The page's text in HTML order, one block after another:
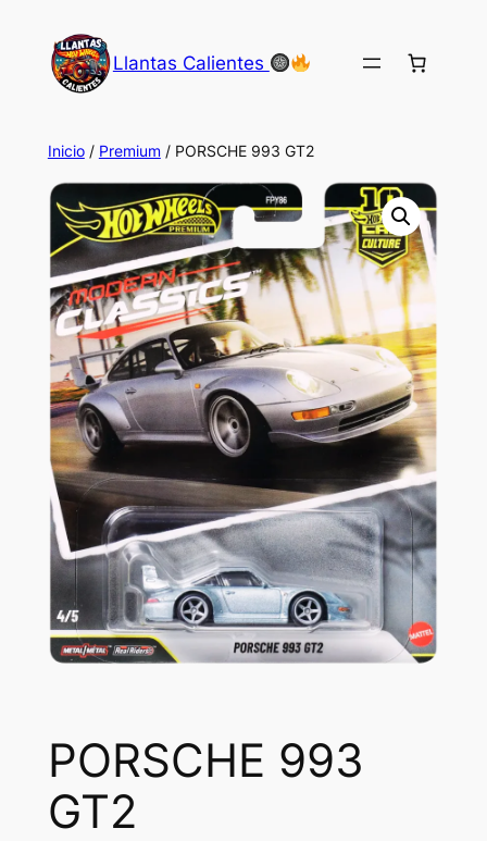
contenido
Llantas Calientes
Inicio/ Premium/ PORSCHE 993 GT2
PORSCHE 993
GT2